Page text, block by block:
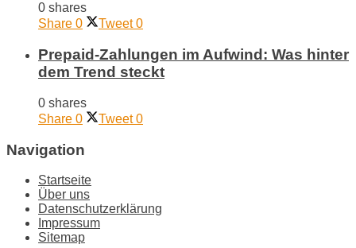
0 shares
Share 0 Tweet 0
Prepaid-Zahlungen im Aufwind: Was hinter
dem Trend steckt
0 shares
Share 0 Tweet 0
Navigation
Startseite
Über uns
Datenschutzerklärung
Impressum
Sitemap